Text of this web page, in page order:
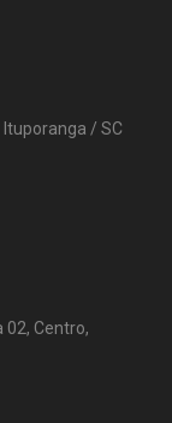
Ituporanga / SC
02, Centro,